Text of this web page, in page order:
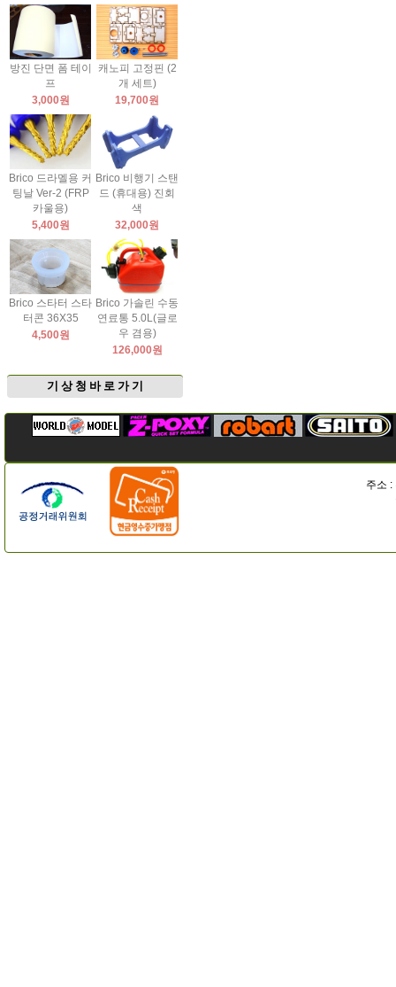
방진 단면 폼 테이
프
3,000원
캐노피 고정핀 (2
개 세트)
19,700원
Brico 드라멜용 커
팅날 Ver-2 (FRP
카울용)
5,400원
Brico 비행기 스탠
드 (휴대용) 진회
색
32,000원
Brico 스타터 스타
터콘 36X35
4,500원
Brico 가솔린 수동
연료통 5.0L(글로
우 겸용)
126,000원
기 상 청 바 로 가 기
주소